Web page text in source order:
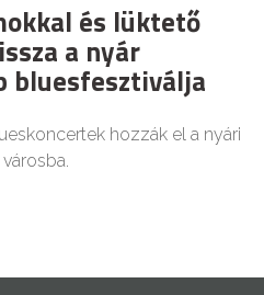
és lüktető
a nyár
bluesfesztiválja
hozzák el a nyári